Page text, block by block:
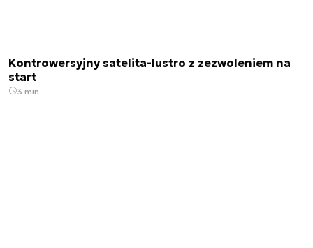
Kontrowersyjny satelita-lustro z zezwoleniem na
start
3 min.